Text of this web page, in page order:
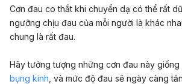
Cơn đau co thắt khi chuyển dạ có thể rất
ngưỡng chịu đau của mỗi người là khác
chung là rất đau.
Hãy tưởng tượng những cơn đau này giống
bụng kinh , và mức độ đau sẽ ngày càng